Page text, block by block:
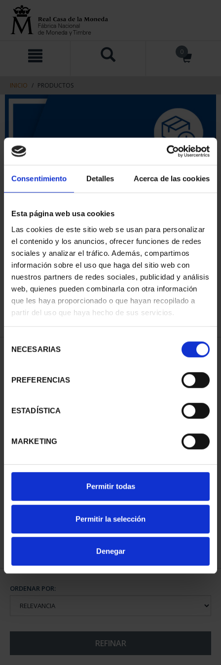
Consentimiento Detalles Acerca de las cookies
Esta página web usa cookies
Las cookies de este sitio web se usan para personalizar
el contenido y los anuncios, ofrecer funciones de redes
sociales y analizar el tráfico. Además, compartimos
información sobre el uso que haga del sitio web con
nuestros partners de redes sociales, publicidad y análisis
web, quienes pueden combinarla con otra información
que les haya proporcionado o que hayan recopilado a
partir del uso que haya hecho de sus servicios.
NECESARIAS
PREFERENCIAS
ESTADÍSTICA
MARKETING
Permitir todas
Permitir la selección
Denegar
contenido
navegacin
0
INICIO PRODUCTOS
ORDENAR POR:
REFINAR
1 Productos encontrados
CAPITALES ESPAÑOLAS
73,00 €
ORDENAR POR:
REFINAR